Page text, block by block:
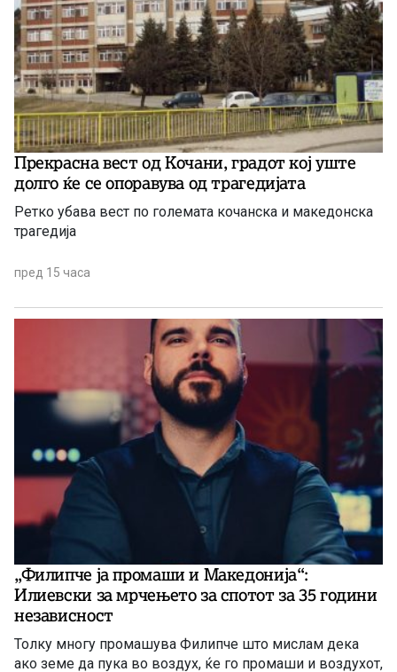
Прекрасна вест од Кочани, градот кој уште
долго ќе се опоравува од трагедијата
Ретко убава вест по големата кочанска и македонска
трагедија
пред 15 часа
„Филипче ја промаши и Македонија“:
Илиевски за мрчењето за спотот за 35 години
независност
Толку многу промашува Филипче што мислам дека
ако земе да пука во воздух, ќе го промаши и воздухот,